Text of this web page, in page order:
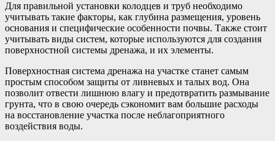
Для правильной установки колодцев и труб необходимо
учитывать такие факторы, как глубина размещения, уровень
основания и специфические особенности почвы. Также стоит
учитывать виды систем, которые используются для создания
поверхностной системы дренажа, и их элементы.
Поверхностная система дренажа на участке станет самым
простым способом защиты от ливневых и талых вод. Она
позволит отвести лишнюю влагу и предотвратить размывание
грунта, что в свою очередь сэкономит вам большие расходы
на восстановление участка после неблагоприятного
воздействия воды.